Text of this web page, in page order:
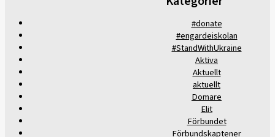
#donate
#engardeiskolan
#StandWithUkraine
Aktiva
Aktuellt
aktuellt
Domare
Elit
Förbundet
Förbundskaptener